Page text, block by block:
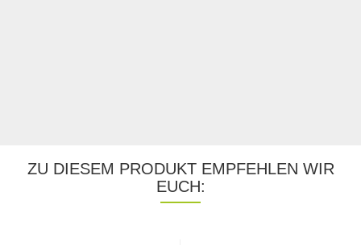
ZU DIESEM PRODUKT EMPFEHLEN WIR
EUCH: